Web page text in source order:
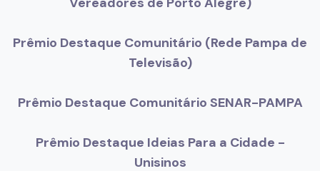
Prêmio Destaque Comunitário (Rede Pampa de
Televisão)
Prêmio Destaque Comunitário SENAR-PAMPA
Prêmio Destaque Ideias Para a Cidade -
Unisinos